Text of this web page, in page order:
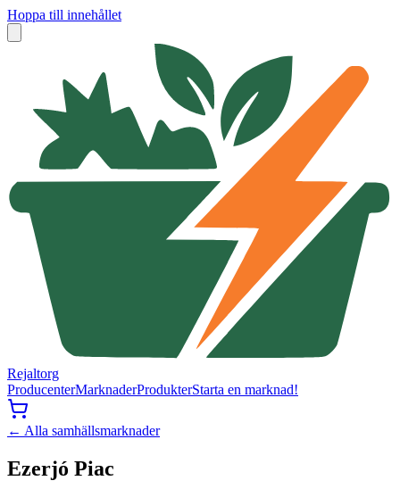
Hoppa till innehållet
Rejaltorg
ProducenterMarknaderProdukterStarta en marknad!
← Alla samhällsmarknader
Ezerjó Piac